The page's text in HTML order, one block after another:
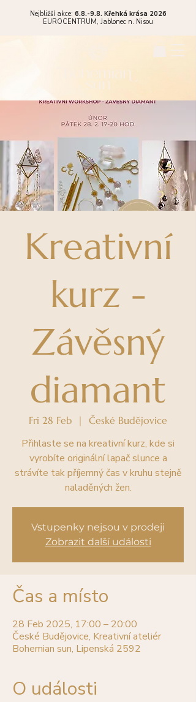
Nejbližší akce: 6.8.-9.8. Křehká krása 2026
EUROCENTRUM, Jablonec n. Nisou
Kreativní
kurz -
Závěsný
diamant
Fri 28 Feb
  |
České Budějovice
Přihlaste se na kreativní kurz, kde si
vyrobíte originální lapač slunce a
strávíte tak příjemný čas v kruhu stejně
naladěných žen.
Vstupenky nejsou v prodeji
Zobrazit další události
Čas a místo
28 Feb 2025, 17:00 – 20:00
České Budějovice, Kreativní ateliér
Bohemian sun, Lipenská 2592
O události